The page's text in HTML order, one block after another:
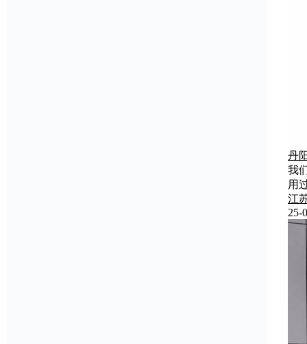
丹
我
用
江
25-